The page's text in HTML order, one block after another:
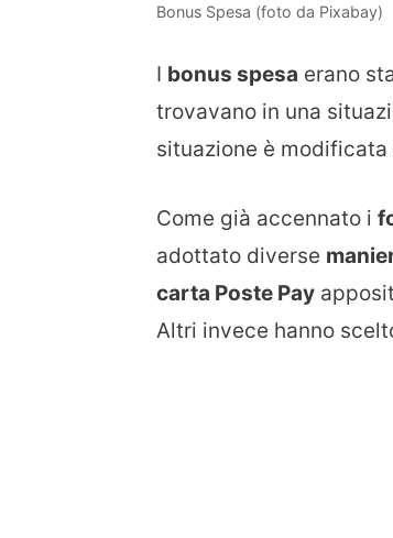
Bonus Spesa (foto da Pixabay)
I bonus spesa erano
trovavano in una
situazione è modificata
Come già accennato i
adottato diverse
carta Poste Pay
Altri invece hanno